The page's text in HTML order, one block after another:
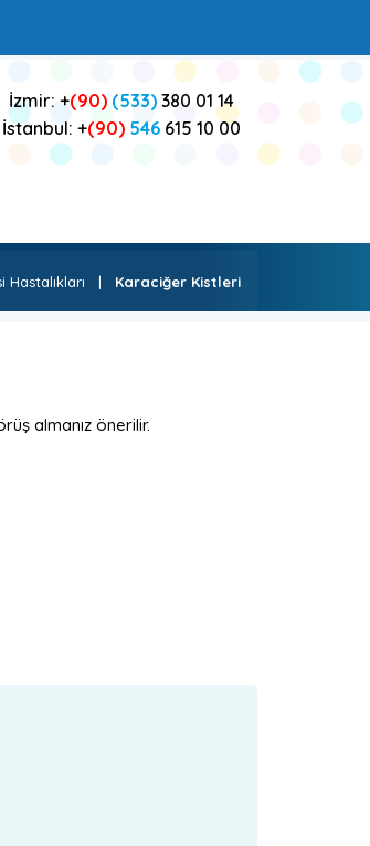
İzmir: +(90) (533) 380 01 14
İstanbul: +(90) 546 615 10 00
| Karaciğer Kistleri
almanız önerilir.